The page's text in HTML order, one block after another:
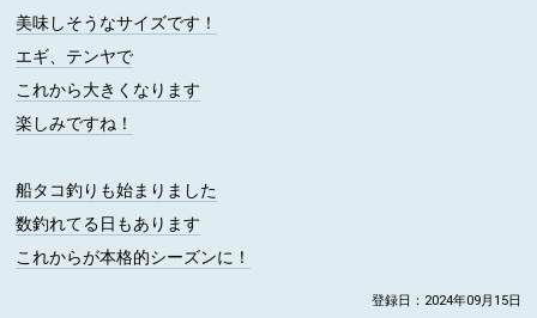
美味しそうなサイズです！
エギ、テンヤで
これから大きくなります
楽しみですね！
船タコ釣りも始まりました
数釣れてる日もあります
これからが本格的シーズンに！
登録日：2024年09月15日